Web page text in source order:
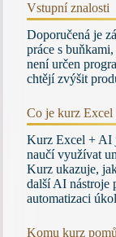
Vstupní znalosti
Doporučená je
práce s
není určen
chtějí zvýšit
Co je kurz
Kurz Excel + AI
naučí využívat
Kurz ukazuje,
další AI nástroje
automatizaci
Komu kurz